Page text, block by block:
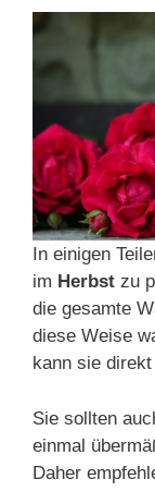
In einigen
im Herbst zu
die gesamte
diese Weise
kann sie
Sie sollten
einmal
Daher